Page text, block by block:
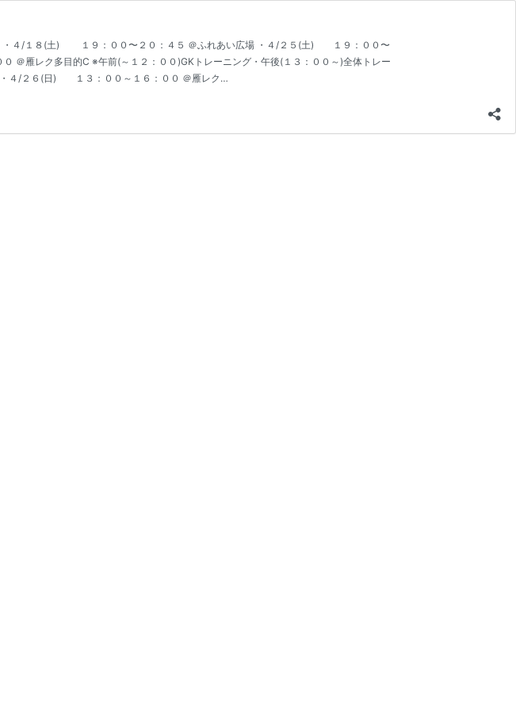
４/１８(土) １９：００〜２０：４５ ＠ふれあい広場 ・４/２５(土) １９：００〜
雁レク多目的C ※午前(～１２：００)GKトレーニング・午後(１３：００～)全体トレー
４/２６(日) １３：００～１６：００ ＠雁レク…